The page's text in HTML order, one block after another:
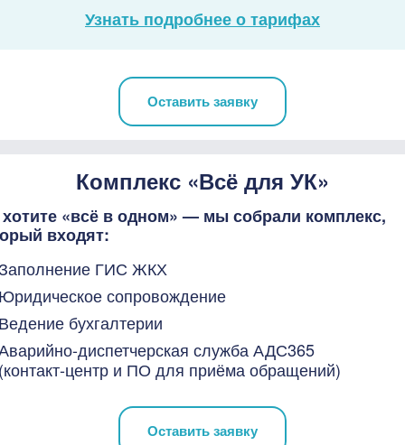
Узнать подробнее о тарифах
Оставить заявку
Комплекс «Всё для УК»
«всё в одном» — мы собрали комплекс,
входят:
ГИС ЖКХ
сопровождение
бухгалтерии
диспетчерская служба АДС365
центр и ПО для приёма обращений)
Оставить заявку